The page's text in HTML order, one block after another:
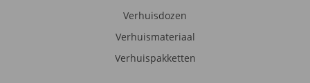
Verhuisdozen
Verhuismateriaal
Verhuispakketten